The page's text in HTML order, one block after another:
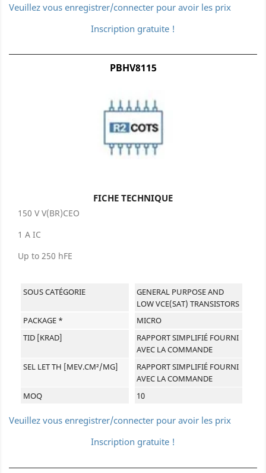
Veuillez vous enregistrer/connecter pour avoir les prix
Inscription gratuite !
PBHV8115
FICHE TECHNIQUE
150 V V(BR)CEO
1 A IC
Up to 250 hFE
SOUS CATÉGORIE
GENERAL PURPOSE AND
LOW VCE(SAT) TRANSISTORS
PACKAGE *
MICRO
TID [KRAD]
RAPPORT SIMPLIFIÉ FOURNI
AVEC LA COMMANDE
SEL LET TH [MEV.CM²/MG]
RAPPORT SIMPLIFIÉ FOURNI
AVEC LA COMMANDE
MOQ
10
Veuillez vous enregistrer/connecter pour avoir les prix
Inscription gratuite !